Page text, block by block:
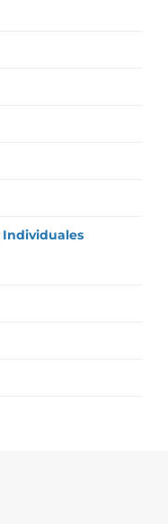
Individuales